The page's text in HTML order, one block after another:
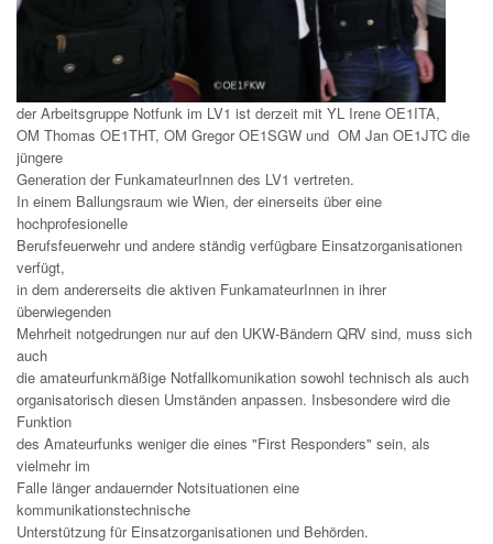
der Arbeitsgruppe Notfunk im LV1 ist derzeit mit YL Irene OE1ITA,
OM Thomas OE1THT, OM Gregor OE1SGW und OM Jan OE1JTC die
jüngere
Generation der FunkamateurInnen des LV1 vertreten.
In einem Ballungsraum wie Wien, der einerseits über eine
hochprofesionelle
Berufsfeuerwehr und andere ständig verfügbare Einsatzorganisationen
verfügt,
in dem andererseits die aktiven FunkamateurInnen in ihrer
überwiegenden
Mehrheit notgedrungen nur auf den UKW-Bändern QRV sind, muss sich
auch
die amateurfunkmäßige Notfallkomunikation sowohl technisch als auch
organisatorisch diesen Umständen anpassen. Insbesondere wird die
Funktion
des Amateurfunks weniger die eines "First Responders" sein, als
vielmehr im
Falle länger andauernder Notsituationen eine
kommunikationstechnische
Unterstützung für Einsatzorganisationen und Behörden.